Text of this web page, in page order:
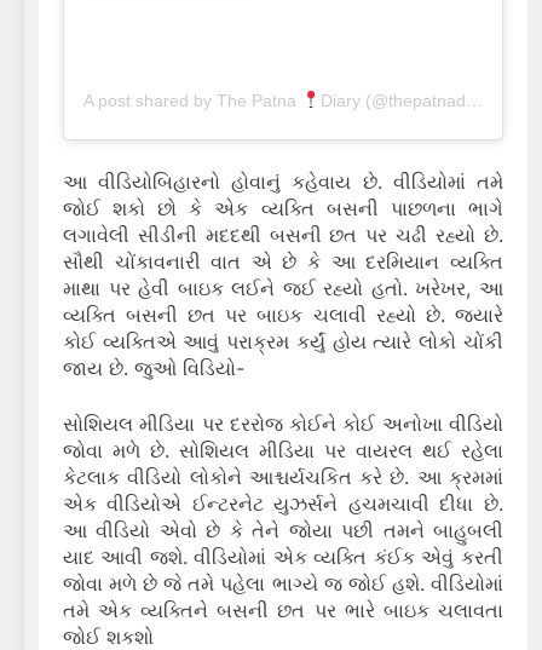
A post shared by The Patna Diary (@thepatnadiary)
આ વીડિયોબિહારનો હોવાનું કહેવાય છે. વીડિયોમાં તમે
જોઈ શકો છો કે એક વ્યક્તિ બસની પાછળના ભાગે
લગાવેલી સીડીની મદદથી બસની છત પર ચઢી રહ્યો છે.
સૌથી ચોંકાવનારી વાત એ છે કે આ દરમિયાન વ્યક્તિ
માથા પર હેવી બાઇક લઈને જઈ રહ્યો હતો. ખરેખર, આ
વ્યક્તિ બસની છત પર બાઇક ચલાવી રહ્યો છે. જ્યારે
કોઈ વ્યક્તિએ આવું પરાક્રમ કર્યું હોય ત્યારે લોકો ચોંકી
જાય છે. જુઓ વિડિયો-
સોશિયલ મીડિયા પર દરરોજ કોઈને કોઈ અનોખા વીડિયો
જોવા મળે છે. સોશિયલ મીડિયા પર વાયરલ થઈ રહેલા
કેટલાક વીડિયો લોકોને આશ્ચર્યચકિત કરે છે. આ ક્રમમાં
એક વીડિયોએ ઈન્ટરનેટ યુઝર્સને હચમચાવી દીધા છે.
આ વીડિયો એવો છે કે તેને જોયા પછી તમને બાહુબલી
યાદ આવી જશે. વીડિયોમાં એક વ્યક્તિ કંઈક એવું કરતી
જોવા મળે છે જે તમે પહેલા ભાગ્યે જ જોઈ હશે. વીડિયોમાં
તમે એક વ્યક્તિને બસની છત પર ભારે બાઇક ચલાવતા
જોઈ શકશો